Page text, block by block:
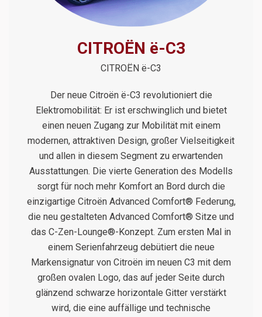
CITROËN ë-C3
CITROËN ë-C3
Der neue Citroën ë-C3 revolutioniert die
Elektromobilität: Er ist erschwinglich und bietet
einen neuen Zugang zur Mobilität mit einem
modernen, attraktiven Design, großer Vielseitigkeit
und allen in diesem Segment zu erwartenden
Ausstattungen. Die vierte Generation des Modells
sorgt für noch mehr Komfort an Bord durch die
einzigartige Citroën Advanced Comfort® Federung,
die neu gestalteten Advanced Comfort® Sitze und
das C-Zen-Lounge®-Konzept. Zum ersten Mal in
einem Serienfahrzeug debütiert die neue
Markensignatur von Citroën im neuen C3 mit dem
großen ovalen Logo, das auf jeder Seite durch
glänzend schwarze horizontale Gitter verstärkt
wird, die eine auffällige und technische